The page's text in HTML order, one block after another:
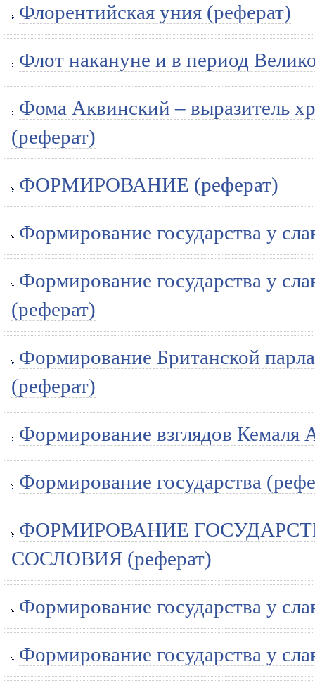
Флорентийская уния (реферат)
Флот накануне и в период
Фома Аквинский – выразитель
(реферат)
ФОРМИРОВАНИЕ (реферат)
Формирование государства у
Формирование государства у
(реферат)
Формирование Британской
(реферат)
Формирование взглядов Кемаля
Формирование государства
ФОРМИРОВАНИЕ
СОСЛОВИЯ (реферат)
Формирование государства у
Формирование государства у